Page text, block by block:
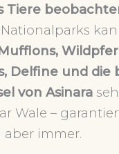
Tiere
Delfine und
von Asinara
Wale –
immer.